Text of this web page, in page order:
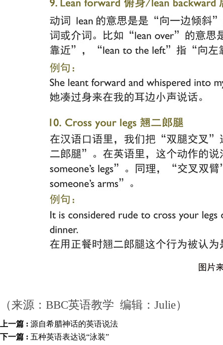
（来源：BBC英语教学 编辑：Julie）
上一篇 : 源自希腊神话的英语说法
下一篇 : 五种英语表达说“泳装”